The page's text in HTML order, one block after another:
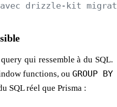
drizzle-kit
qui ressemble à du SQL.
functions, ou GROUP BY
SQL réel que Prisma :